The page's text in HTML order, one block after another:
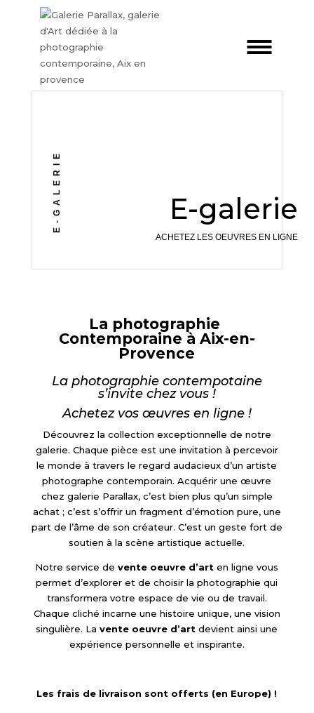
E-GALERIE E-galerie
ACHETEZ LES OEUVRES EN LIGNE
La photographie
Contemporaine à Aix-en-
Provence
La photographie contempotaine
s’invite chez vous !
Achetez vos œuvres en ligne !
Découvrez la collection exceptionnelle de notre
galerie. Chaque pièce est une invitation à percevoir
le monde à travers le regard audacieux d’un artiste
photographe contemporain. Acquérir une œuvre
chez galerie Parallax, c’est bien plus qu’un simple
achat ; c’est s’offrir un fragment d’émotion pure, une
part de l’âme de son créateur. C’est un geste fort de
soutien à la scène artistique actuelle.
Notre service de vente oeuvre d’art en ligne vous
permet d’explorer et de choisir la photographie qui
transformera votre espace de vie ou de travail.
Chaque cliché incarne une histoire unique, une vision
singulière. La vente oeuvre d’art devient ainsi une
expérience personnelle et inspirante.
Les frais de livraison sont offerts (en Europe) !